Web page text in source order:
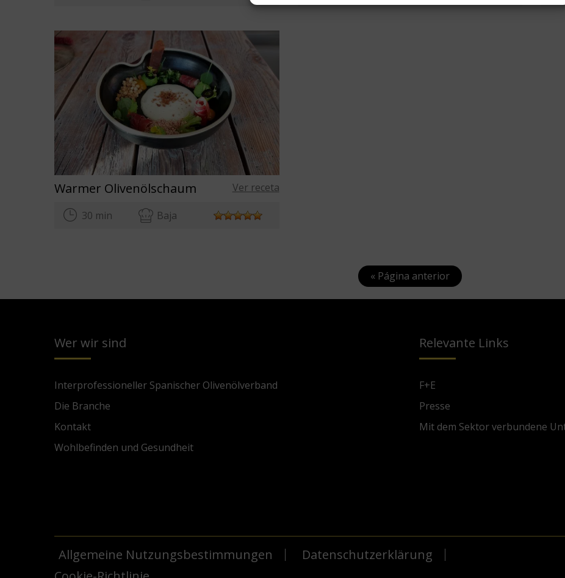
Warmer Olivenölschaum Ver receta
30 min Baja
« Página anterior
Wer wir sind
Interprofessioneller Spanischer Olivenölverband
Die Branche
Kontakt
Wohlbefinden und Gesundheit
Relevante Links
F+E
Presse
Mit dem Sektor verbundene
Allgemeine Nutzungsbestimmungen
Datenschutzerklärung